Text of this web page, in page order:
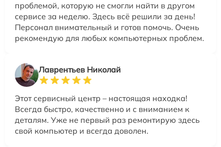
проблемой, которую не смогли найти в другом
сервисе за неделю. Здесь всё решили за день!
Персонал внимательный и готов помочь. Очень
рекомендую для любых компьютерных проблем.
Лаврентьев Николай
Этот сервисный центр – настоящая находка!
Всегда быстро, качественно и с вниманием к
деталям. Уже не первый раз ремонтирую здесь
свой компьютер и всегда доволен.